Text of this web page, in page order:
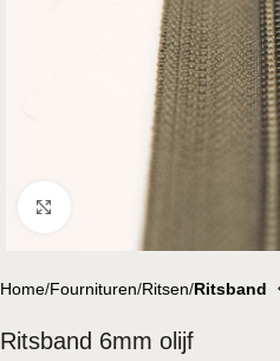
Home Fournituren Ritsen Ritsband
Ritsband 6mm olijf